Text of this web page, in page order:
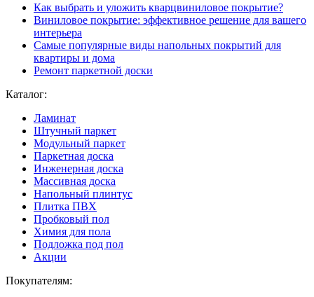
Как выбрать и уложить кварцвиниловое покрытие?
Виниловое покрытие: эффективное решение для вашего
интерьера
Самые популярные виды напольных покрытий для
квартиры и дома
Ремонт паркетной доски
Каталог:
Ламинат
Штучный паркет
Модульный паркет
Паркетная доска
Инженерная доска
Массивная доска
Напольный плинтус
Плитка ПВХ
Пробковый пол
Химия для пола
Подложка под пол
Акции
Покупателям: